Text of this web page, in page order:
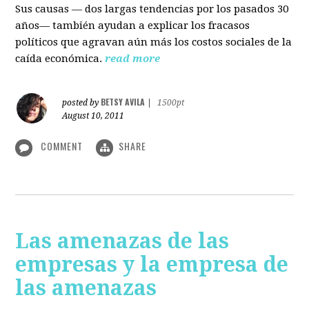
Sus causas — dos largas tendencias por los pasados 30
años— también ayudan a explicar los fracasos
políticos que agravan aún más los costos sociales de la
caída económica. read more
posted by BETSY AVILA
1500pt
August 10, 2011
COMMENT SHARE
Las amenazas de las
empresas y la empresa de
las amenazas